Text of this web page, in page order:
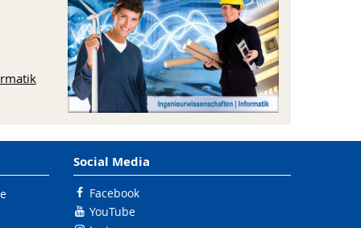
Social Media
Facebook
YouTube